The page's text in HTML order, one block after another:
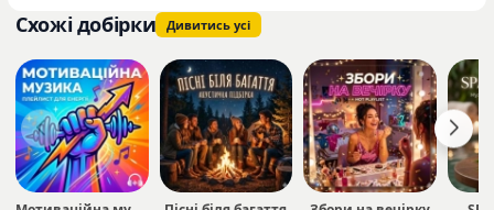
Схожі добірки Дивитись усі